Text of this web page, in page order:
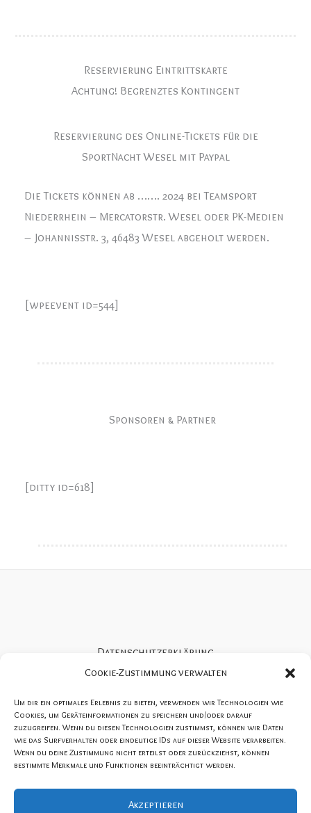
Cookie-Zustimmung verwalten
Um dir ein optimales Erlebnis zu bieten, verwenden wir Technologien wie
Cookies, um Geräteinformationen zu speichern und/oder darauf
zuzugreifen. Wenn du diesen Technologien zustimmst, können wir Daten
wie das Surfverhalten oder eindeutige IDs auf dieser Website verarbeiten.
Wenn du deine Zustimmung nicht erteilst oder zurückziehst, können
bestimmte Merkmale und Funktionen beeinträchtigt werden.
Akzeptieren
Reservierung Eintrittskarte
Achtung! Begrenztes Kontingent
Reservierung des Online-Tickets für die
SportNacht Wesel mit Paypal
Die Tickets können ab ……. 2024 bei Teamsport
Niederrhein – Mercatorstr. Wesel oder PK-Medien
– Johannisstr. 3, 46483 Wesel abgeholt werden.
[wpeevent id=544]
Sponsoren & Partner
[ditty id=618]
Datenschutzerklärung
Cookie-Richtlinie (EU)
AGBs SportNacht Wesel
Konzeption und Organisation SportNacht Wesel:
KM Sport & Consulting / Kai Meesters